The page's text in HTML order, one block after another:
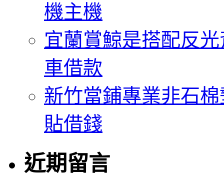
機主機
宜蘭賞鯨是搭配反
車借款
新竹當鋪專業非石
貼借錢
近期留言